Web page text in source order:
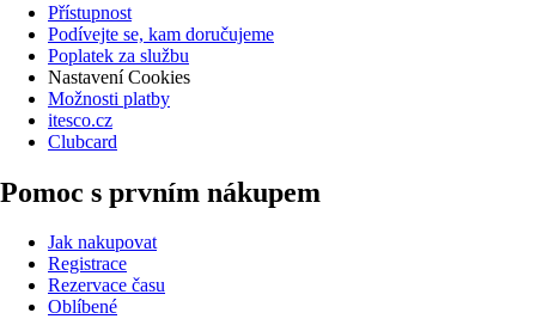
Přístupnost
Podívejte se, kam doručujeme
Poplatek za službu
Nastavení Cookies
Možnosti platby
itesco.cz
Clubcard
Pomoc s prvním nákupem
Jak nakupovat
Registrace
Rezervace času
Oblíbené